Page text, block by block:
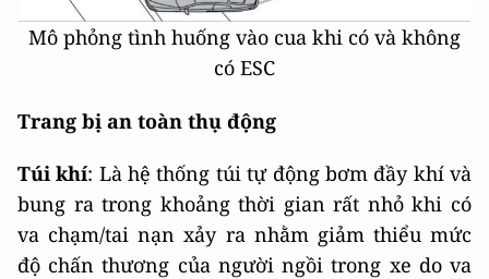
Mô phỏng tình huống vào cua khi có và không
có ESC
Trang bị an toàn thụ động
Túi khí: Là hệ thống túi tự động bơm đầy khí và
bung ra trong khoảng thời gian rất nhỏ khi có
va chạm/tai nạn xảy ra nhằm giảm thiểu mức
độ chấn thương của người ngồi trong xe do va